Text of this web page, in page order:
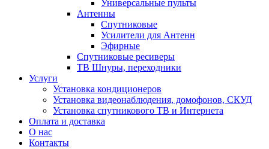
Универсальные пульты
Антенны
Спутниковые
Усилители для Антенн
Эфирные
Спутниковые ресиверы
ТВ Шнуры, переходники
Услуги
Установка кондиционеров
Установка видеонаблюдения, домофонов, СКУД
Установка спутникового ТВ и Интернета
Оплата и доставка
О нас
Контакты